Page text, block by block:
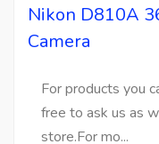
Nikon D810A
Camera
For products you
free to ask us as
store.For mo...